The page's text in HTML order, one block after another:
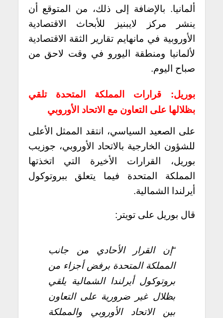
ألمانيا. بالإضافة إلى ذلك، من المتوقع أن
ينشر مركز لايبنيز للأبحاث الاقتصادية
الأوروبية في مانهايم تقارير الثقة الاقتصادية
لألمانيا ومنطقة اليورو في وقت لاحق من
صباح اليوم.
بوريل: قرارات المملكة المتحدة تلقي
بظلالها على التعاون مع الاتحاد الأوروبي
على الصعيد السياسي، انتقد الممثل الأعلى
للشؤون الخارجية بالاتحاد الأوروبي، جوزيب
بوريل، القرارات الأخيرة التي اتخذتها
المملكة المتحدة فيما يتعلق ببروتوكول
أيرلندا الشمالية.
قال بوريل على تويتر:
“إن القرار الأحادي من جانب
المملكة المتحدة برفض أجزاء من
بروتوكول أيرلندا الشمالية يلقي
بظلال غير ضرورية على التعاون
بين الاتحاد الأوروبي والمملكة